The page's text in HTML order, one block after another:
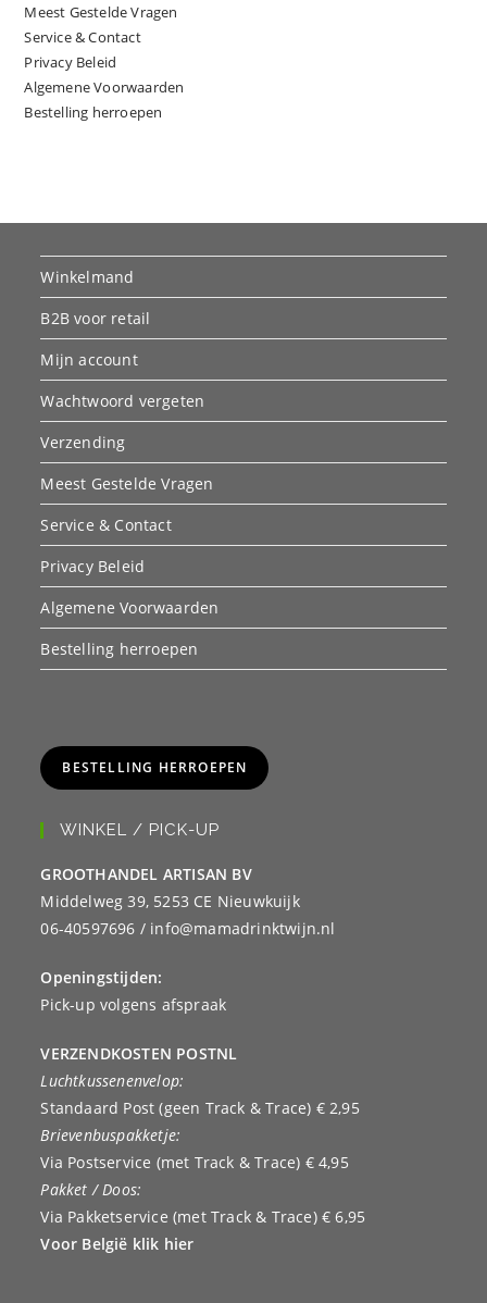
Meest Gestelde Vragen
Service & Contact
Privacy Beleid
Algemene Voorwaarden
Bestelling herroepen
Winkelmand
B2B voor retail
Mijn account
Wachtwoord vergeten
Verzending
Meest Gestelde Vragen
Service & Contact
Privacy Beleid
Algemene Voorwaarden
Bestelling herroepen
BESTELLING HERROEPEN
WINKEL / PICK-UP
GROOTHANDEL ARTISAN BV
Middelweg 39, 5253 CE Nieuwkuijk
06-40597696 / info@mamadrinktwijn.nl
Openingstijden:
Pick-up volgens afspraak
VERZENDKOSTEN POSTNL
Luchtkussenenvelop:
Standaard Post (geen Track & Trace) € 2,95
Brievenbuspakketje:
Via Postservice (met Track & Trace) € 4,95
Pakket / Doos:
Via Pakketservice (met Track & Trace) € 6,95
Voor België klik hier